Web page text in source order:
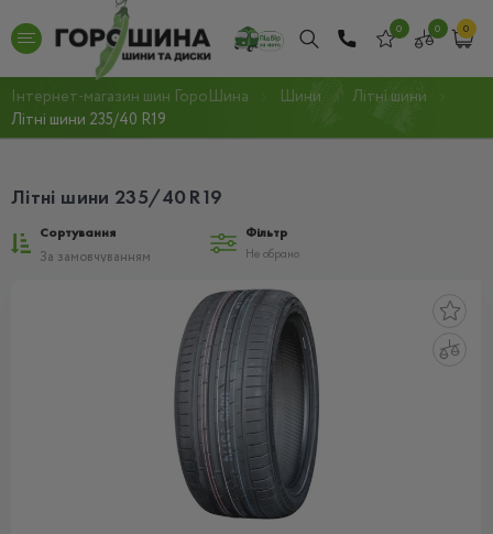
0 0 0
Інтернет-магазин шин ГороШина Шини
Літні шини
Літні шини 235/40 R19
Літні шини 235/40 R19
Сортування
Фільтр
Не обрано